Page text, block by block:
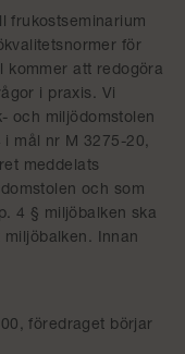
frukostseminarium
för
kommer att redogöra
i praxis. Vi
och miljödomstolen
mål nr M 3275-20,
meddelats
och som
4 § miljöbalken ska
Innan
föredraget börjar